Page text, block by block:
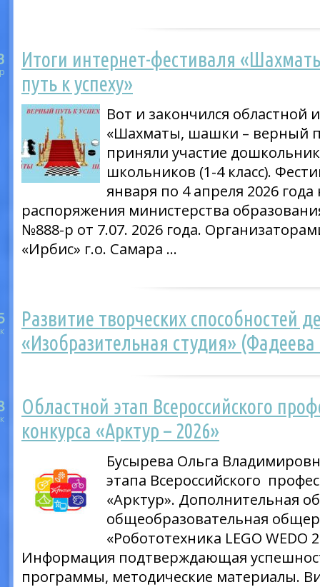
Итоги интернет-фестиваля
путь к успеху»
Вот и закончился областной
«Шахматы, шашки – верный
приняли участие
школьников (1-4 класс).
января по 4 апреля 2026
распоряжения министерства
№888-р от 7.07. 2026 года.
«Ирбис» г.о. Самара …
Развитие творческих способностей
«Изобразительная студия»
Областной этап Всероссийского
конкурса «Арктур – 2026»
Бусырева Ольга
этапа Всероссийского
«Арктур». Дополнительная
общеобразовательная
«Робототехника LEGO
Информация подтверждающая
программы, методические материалы.